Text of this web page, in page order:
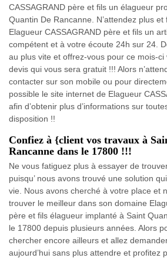
CASSAGRAND père et fils un élagueur
Quantin De Rancanne. N’attendez plus et
Elagueur CASSAGRAND père et fils un
compétent et à votre écoute 24h sur 24.
au plus vite et offrez-vous pour ce mois-ci
devis qui vous sera gratuit !!! Alors
contacter sur son mobile ou pour
possible le site internet de Elagueur
afin d’obtenir plus d’informations sur
disposition !!
Confiez à {client vos travaux à
Rancanne dans le 17800 !!!
Ne vous fatiguez plus à essayer de
puisqu’ nous avons trouvé une solution
vie. Nous avons cherché à votre place et
trouver le meilleur dans son domaine
père et fils élagueur implanté à Saint
le 17800 depuis plusieurs années. Alors
chercher encore ailleurs et allez
aujourd’hui sans plus attendre et profitez